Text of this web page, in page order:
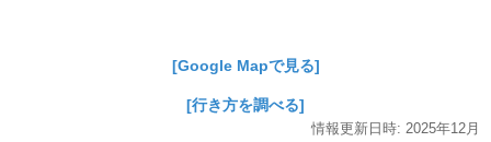
[Google Mapで見る]
[行き方を調べる]
情報更新日時: 2025年12月